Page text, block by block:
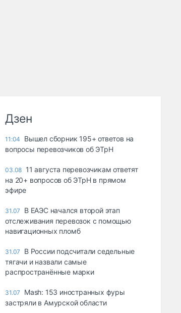
Дзен
11:04
Вышел сборник 195+ ответов на
вопросы перевозчиков об ЭТрН
03.08 11 августа перевозчикам ответят
на 20+ вопросов об ЭТрН в прямом
эфире
31.07
В ЕАЭС начался второй этап
отслеживания перевозок с помощью
навигационных пломб
31.07
В России подсчитали седельные
тягачи и назвали самые
распространённые марки
31.07
Mash: 153 иностранных фуры
застряли в Амурской области